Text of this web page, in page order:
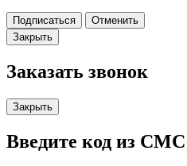
Подписаться
Отменить
Закрыть
Заказать звонок
Закрыть
Введите код из СМС